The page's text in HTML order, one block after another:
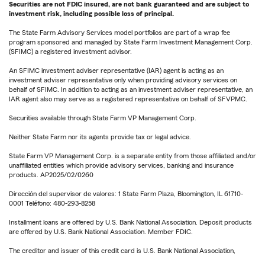
Securities are not FDIC insured, are not bank guaranteed and are subject to
investment risk, including possible loss of principal.
The State Farm Advisory Services model portfolios are part of a wrap fee
program sponsored and managed by State Farm Investment Management Corp.
(SFIMC) a registered investment advisor.
An SFIMC investment adviser representative (IAR) agent is acting as an
investment adviser representative only when providing advisory services on
behalf of SFIMC. In addition to acting as an investment adviser representative, an
IAR agent also may serve as a registered representative on behalf of SFVPMC.
Securities available through State Farm VP Management Corp.
Neither State Farm nor its agents provide tax or legal advice.
State Farm VP Management Corp. is a separate entity from those affiliated and/or
unaffiliated entities which provide advisory services, banking and insurance
products. AP2025/02/0260
Dirección del supervisor de valores: 1 State Farm Plaza, Bloomington, IL 61710-
0001 Teléfono: 480-293-8258
Installment loans are offered by U.S. Bank National Association. Deposit products
are offered by U.S. Bank National Association. Member FDIC.
The creditor and issuer of this credit card is U.S. Bank National Association,